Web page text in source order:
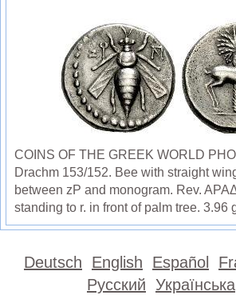
COINS OF THE GREEK WORLD
Drachm 153/152. Bee with straight
between zP and monogram. Rev.
standing to r. in front of palm tree. 3.96
Deutsch English Español
Русский Українська